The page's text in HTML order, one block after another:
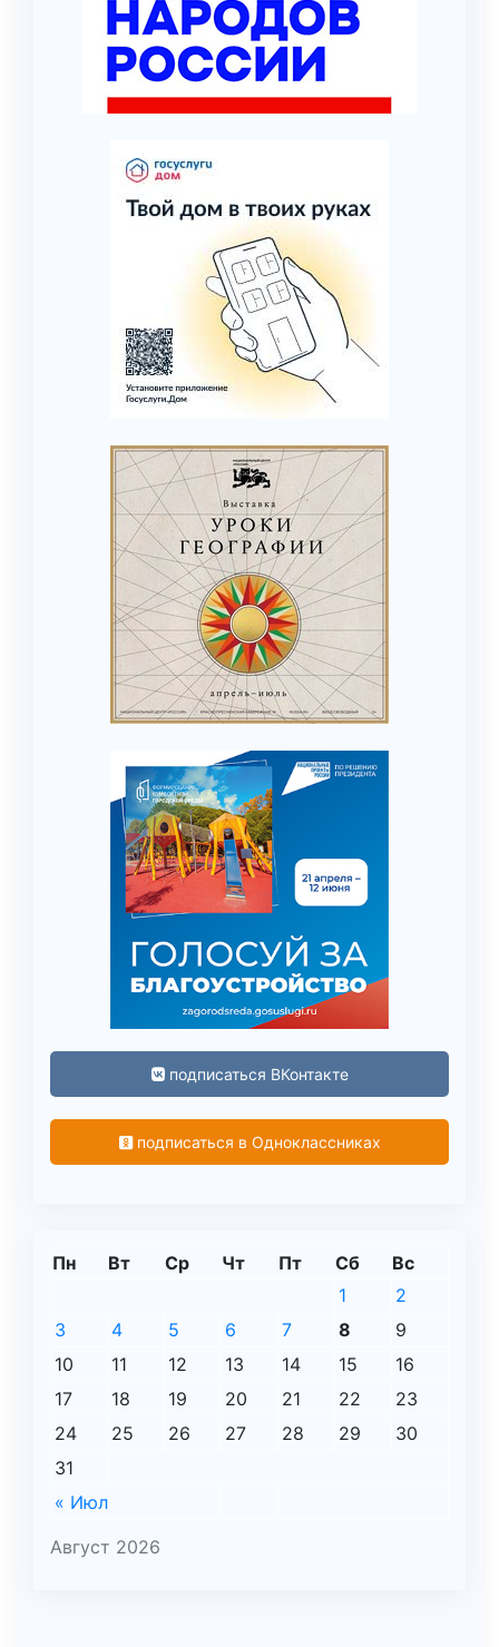
подписаться ВКонтакте
подписаться в Одноклассниках
Август 2026
Пн Вт Ср Чт Пт Сб Вс
« Июл
1
2
3
4 5 6 7 8
9
10
11 12 13 14 15
16
17
18 19 20 21 22
23
24
25 26 27 28 29
30
31